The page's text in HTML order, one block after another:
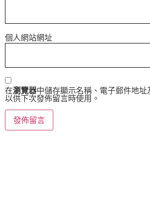
個人網站網址
在瀏覽器中儲存顯示名稱、電子郵件地址
以供下次發佈留言時使用。